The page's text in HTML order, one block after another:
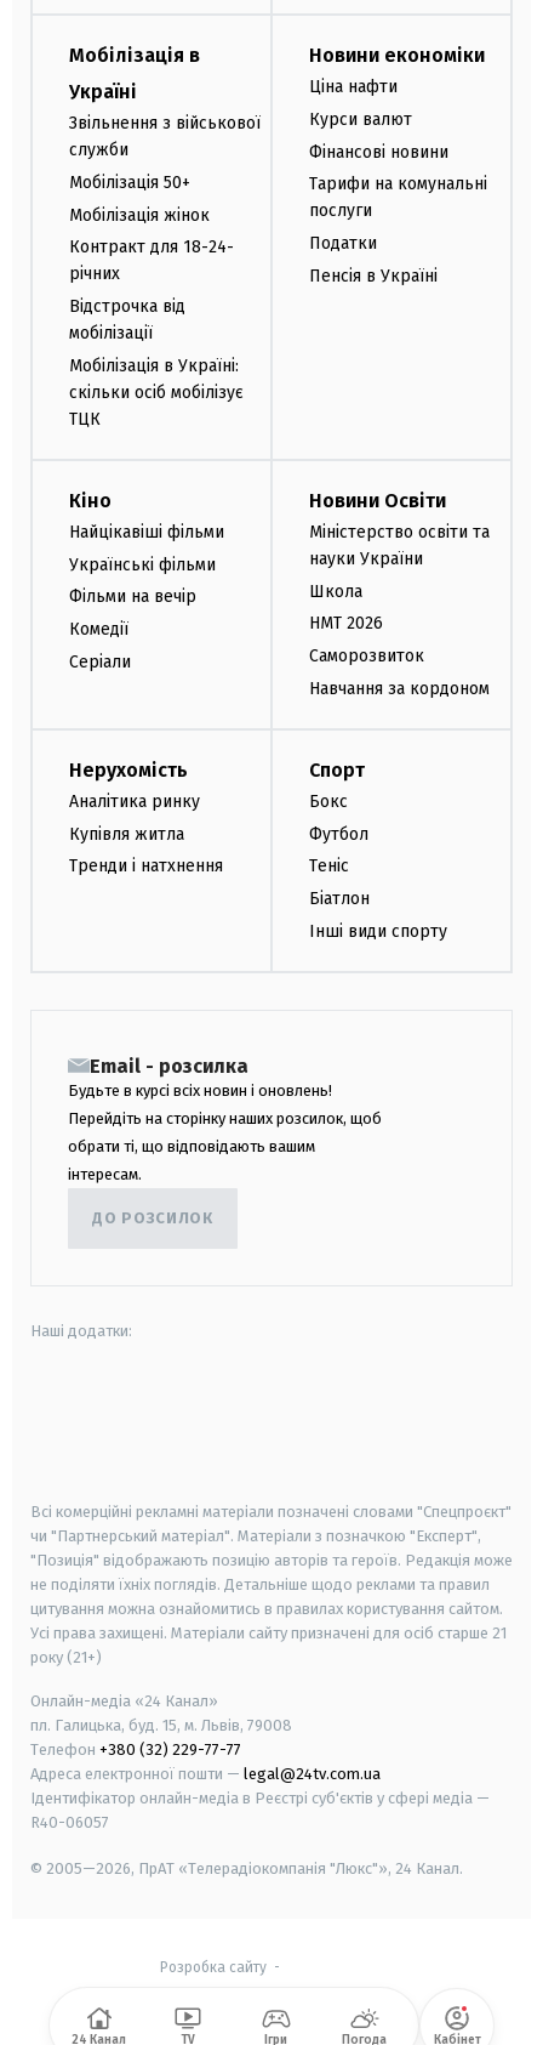
Мобілізація в
Україні
Звільнення з військової
служби
Мобілізація 50+
Мобілізація жінок
Контракт для 18-24-
річних
Відстрочка від
мобілізації
Мобілізація в Україні:
скільки осіб мобілізує
ТЦК
Новини економіки
Ціна нафти
Курси валют
Фінансові новини
Тарифи на комунальні
послуги
Податки
Пенсія в Україні
Кіно
Найцікавіші фільми
Українські фільми
Фільми на вечір
Комедії
Серіали
Новини Освіти
Міністерство освіти та
науки України
Школа
НМТ 2026
Саморозвиток
Навчання за кордоном
Нерухомість
Аналітика ринку
Купівля житла
Тренди і натхнення
Спорт
Бокс
Футбол
Теніс
Біатлон
Інші види спорту
Email - розсилка
Будьте в курсі всіх новин і оновлень!
Перейдіть на сторінку наших розсилок, щоб
обрати ті, що відповідають вашим
інтересам.
ДО РОЗСИЛОК
Наші додатки:
Всі комерційні рекламні матеріали позначені словами "Спецпроєкт"
чи "Партнерський матеріал". Матеріали з позначкою "Експерт",
"Позиція" відображають позицію авторів та героїв. Редакція може
не поділяти їхніх поглядів. Детальніше щодо реклами та правил
цитування можна ознайомитись в правилах користування сайтом.
Усі права захищені. Матеріали сайту призначені для осіб старше 21
року (21+)
Онлайн-медіа «24 Канал»
пл. Галицька, буд. 15, м. Львів, 79008
Телефон +380 (32) 229-77-77
Адреса електронної пошти — legal@24tv.com.ua
Ідентифікатор онлайн-медіа в Реєстрі суб'єктів у сфері медіа —
R40-06057
© 2005—2026, ПрАТ «Телерадіокомпанія "Люкс"», 24 Канал.
Розробка сайту-
24 Канал TV Ігри Погода Кабінет